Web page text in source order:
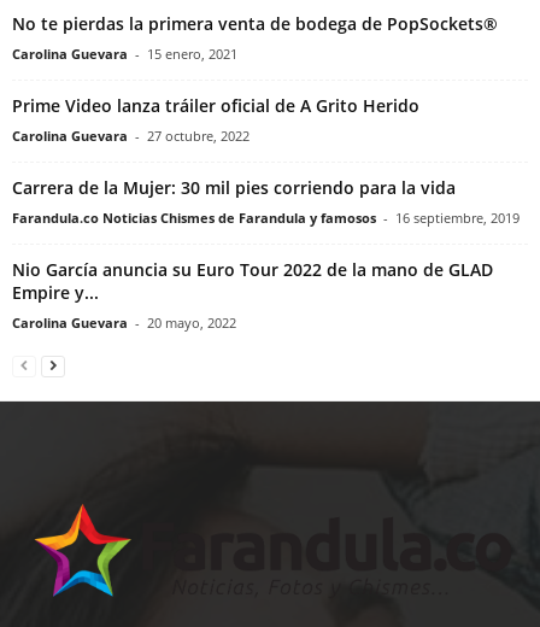
No te pierdas la primera venta de bodega de PopSockets®
Carolina Guevara - 15 enero, 2021
Prime Video lanza tráiler oficial de A Grito Herido
Carolina Guevara - 27 octubre, 2022
Carrera de la Mujer: 30 mil pies corriendo para la vida
Farandula.co Noticias Chismes de Farandula y famosos - 16 septiembre, 2019
Nio García anuncia su Euro Tour 2022 de la mano de GLAD
Empire y...
Carolina Guevara - 20 mayo, 2022